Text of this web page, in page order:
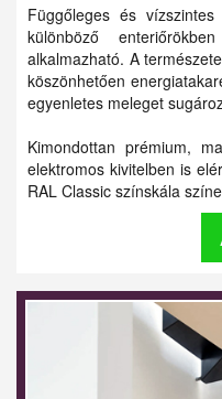
Függőleges és
különböző
alkalmazható. A
köszönhetően
egyenletes meleget
Kimondottan prémium,
elektromos kivitelben is
RAL Classic színskála